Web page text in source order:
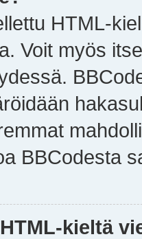
HTML-
Voit myös
BBCodesta
kieltä